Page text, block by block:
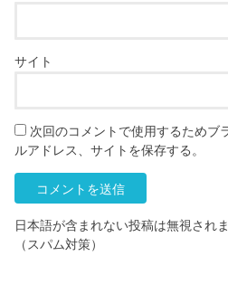
サイト
次回のコメントで使用するためブ
ルアドレス、サイトを保存する。
日本語が含まれない投稿は無視され
（スパム対策）